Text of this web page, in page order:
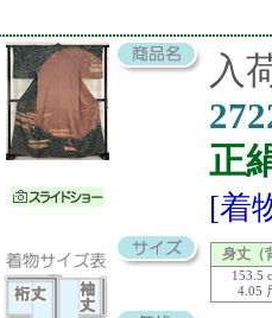
入
正
[着
身丈（
153.5
4.05